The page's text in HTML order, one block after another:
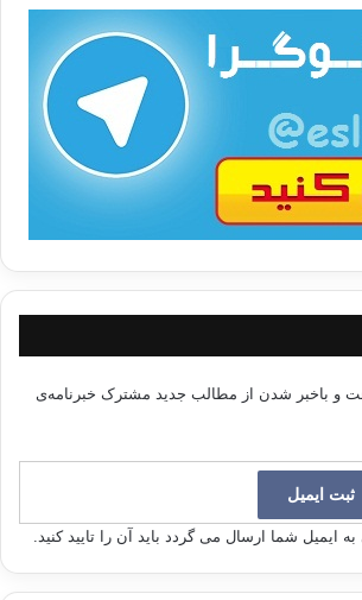
و باخبر شدن از مطالب جدید مشترک خبرنامه‌ی
به ایمیل شما ارسال می گردد باید آن را تایید کنید.